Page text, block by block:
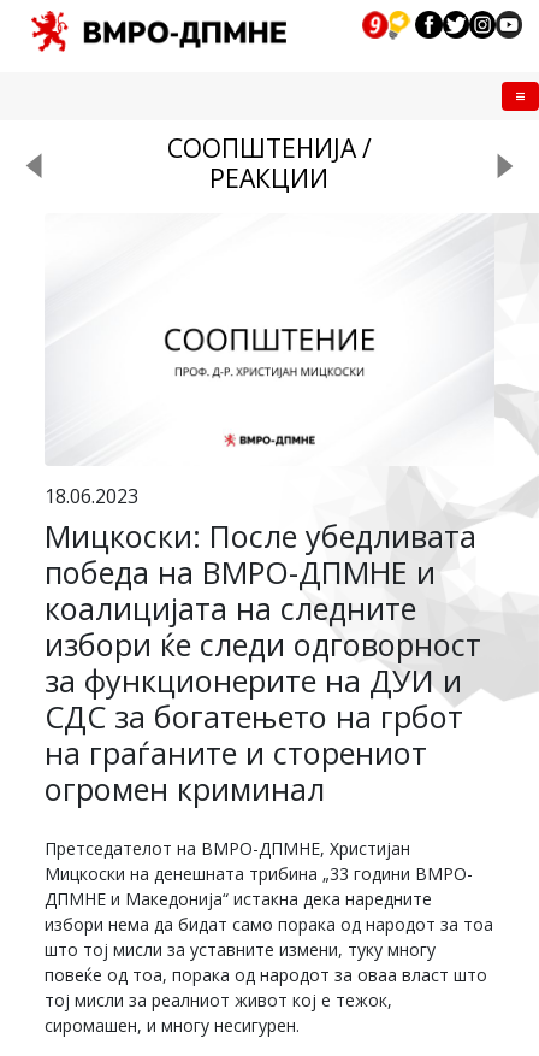
СООПШТЕНИЈА /
РЕАКЦИИ
18.06.2023
Мицкоски: После убедливата
победа на ВМРО-ДПМНЕ и
коалицијата на следните
избори ќе следи одговорност
за функционерите на ДУИ и
СДС за богатењето на грбот
на граѓаните и сторениот
огромен криминал
Претседателот на ВМРО-ДПМНЕ, Христијан
Мицкоски на денешната трибина „33 години ВМРО-
ДПМНЕ и Македонија“ истакна дека наредните
избори нема да бидат само порака од народот за тоа
што тој мисли за уставните измени, туку многу
повеќе од тоа, порака од народот за оваа власт што
тој мисли за реалниот живот кој е тежок,
сиромашен, и многу несигурен.